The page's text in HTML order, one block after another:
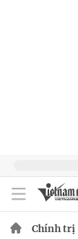
Chính trị